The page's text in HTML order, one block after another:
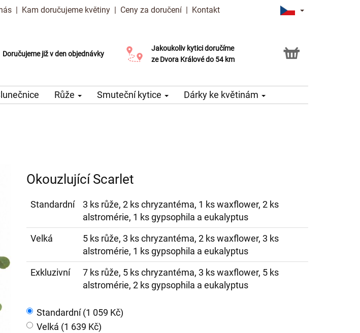
| Kam doručujeme květiny | Ceny za doručení | Kontakt
Doručujeme již v den objednávky
Doručujeme již od 99 Kč
Možný výběr času a dne doručení
Jakoukoliv kytici doručíme
ze Dvora Králové do 54 km
Možnost vyzvednout v naší květince
Růže Smuteční kytice Dárky ke květinám
Okouzlující Scarlet
Standardní
3 ks růže, 2 ks chryzantéma, 1 ks waxflower, 2 ks
alstromérie, 1 ks gypsophila a eukalyptus
Velká
5 ks růže, 3 ks chryzantéma, 2 ks waxflower, 3 ks
alstromérie, 1 ks gypsophila a eukalyptus
Exkluzivní
7 ks růže, 5 ks chryzantéma, 3 ks waxflower, 5 ks
alstromérie, 2 ks gypsophila a eukalyptus
Standardní (1 059 Kč)
Velká (1 639 Kč)